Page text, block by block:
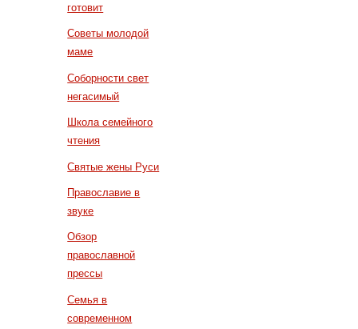
готовит
Советы молодой
маме
Соборности свет
негасимый
Школа семейного
чтения
Святые жены Руси
Православие в
звуке
Обзор
православной
прессы
Семья в
современном